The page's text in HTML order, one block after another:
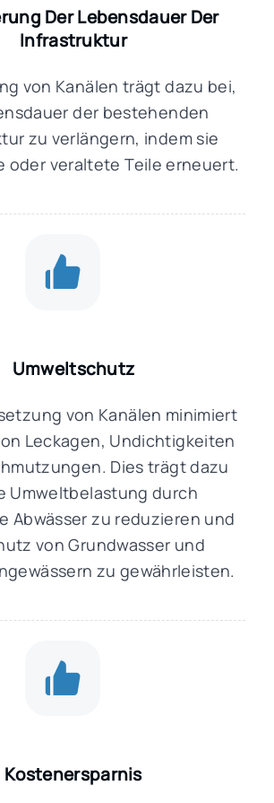
Der Lebensdauer Der
Infrastruktur
von Kanälen trägt dazu bei,
der bestehenden
zu verlängern, indem sie
oder veraltete Teile erneuert.
Umweltschutz
von Kanälen minimiert
Leckagen, Undichtigkeiten
Dies trägt dazu
Umweltbelastung durch
Abwässer zu reduzieren und
von Grundwasser und
zu gewährleisten.
Kostenersparnis